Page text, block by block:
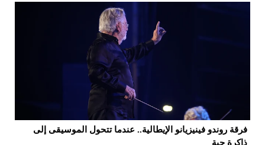
فرقة روندو فينيزيانو الإيطالية.. عندما تتحول الموسيقى إلى
ذاكرة حية